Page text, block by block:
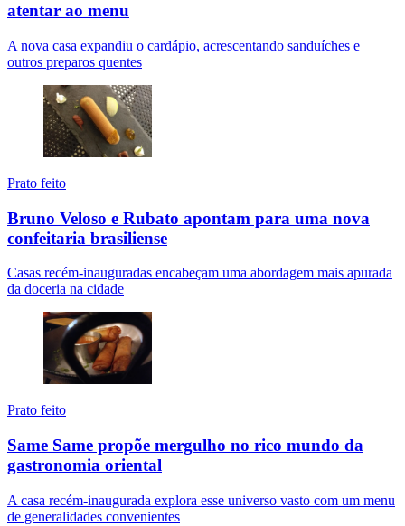
atentar ao menu
A nova casa expandiu o cardápio, acrescentando sanduíches e
outros preparos quentes
Prato feito
Bruno Veloso e Rubato apontam para uma nova
confeitaria brasiliense
Casas recém-inauguradas encabeçam uma abordagem mais apurada
da doceria na cidade
Prato feito
Same Same propõe mergulho no rico mundo da
gastronomia oriental
A casa recém-inaugurada explora esse universo vasto com um menu
de generalidades convenientes